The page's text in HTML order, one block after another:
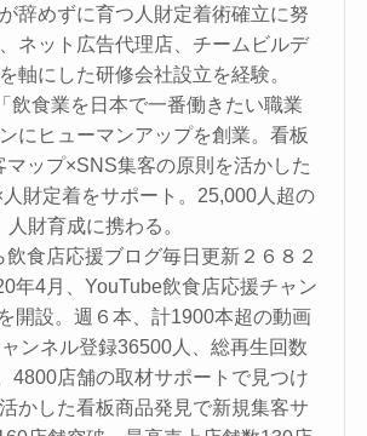
辞めずに育つ人財定着術確立に努
ネット広告代理店、チームビルデ
軸にした研修会社設立を経験。
飲食業を日本で一番働きたい職業
にヒューマンアップを創業。看板
マップ×SNS集客の原則を活かした
財定着をサポート。25,000人超の
人財育成に携わる。
食店応援ブログ毎日更新２６８２
年4月、YouTube飲食店応援チャン
開設。週６本、計1900本超の動画
ンネル登録36500人、総再生回数
4800店舗の取材サポートで見つけ
かした看板商品発見で新規集客サ